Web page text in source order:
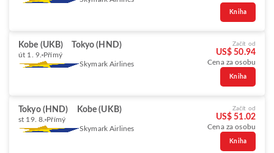
Kniha
Kobe (UKB) Tokyo (HND)
út 1. 9. Přímý
Skymark Airlines
Začít od
US$ 50.94
Cena za osobu
Kniha
Tokyo (HND) Kobe (UKB)
st 19. 8. Přímý
Skymark Airlines
Začít od
US$ 51.02
Cena za osobu
Kniha